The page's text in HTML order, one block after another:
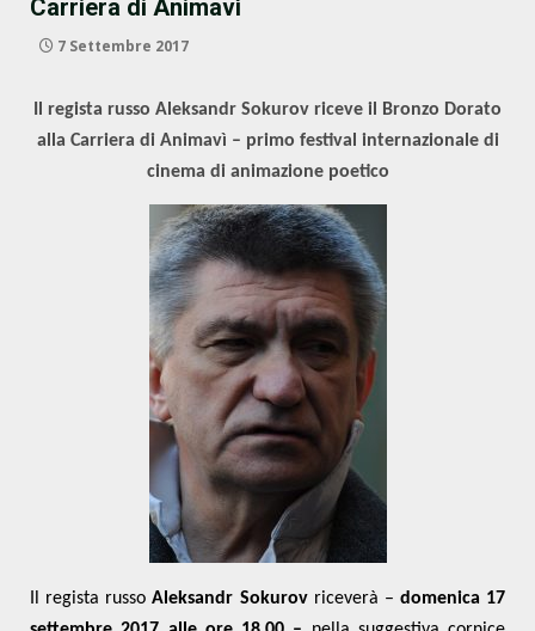
Carriera di Animavì
7 Settembre 2017
Il regista russo Aleksandr Sokurov riceve il Bronzo Dorato
alla Carriera di Animavì – primo festival internazionale di
cinema di animazione poetico
Il regista russoAleksandr Sokurovriceverà – domenica 17